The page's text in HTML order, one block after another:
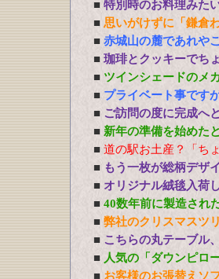
■ 特別時のお料理みた
■ 思いがけずに「鎌倉
■ 赤城山の麓であれや
■ 珈琲とクッキーでち
■ ツインシェードのメ
■ プライベート事です
■ ご訪問の度に完成へ
■ 新年の準備を始めた
■ 道の駅お土産？「ち
■ もう一枚が総柄デザ
■ オリジナル絨毯入荷
■ 40数年前に製造され
■ 弊社のクリスマスツ
■ こちらの丸テーブル
■ 人気の「ダウンピロ
■ お客様のお張替えソ